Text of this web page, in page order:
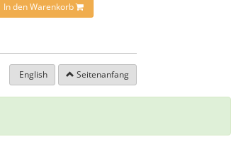
In den Warenkorb
English Seitenanfang